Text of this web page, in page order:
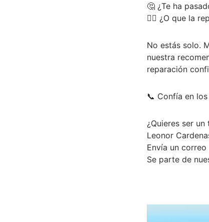
🤔 ¿Te ha
🤷‍♂️ ¿O que la
No estás solo.
nuestra
reparación
📞 Confía en
¿Quieres ser
Leonor
Envía un
Se parte de